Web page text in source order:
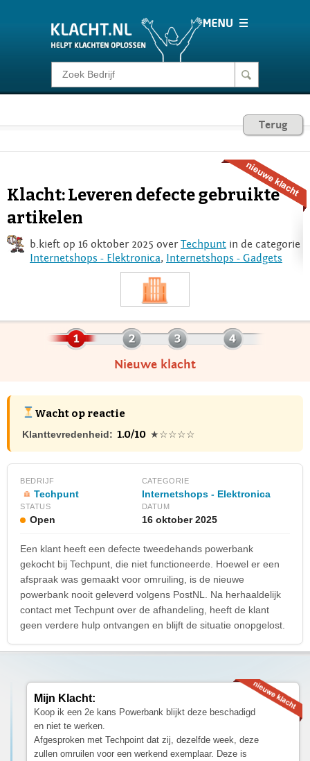
Klacht melden
Consumentenrecht
Voor Bedrijven
Login
Terug
Klacht: Leveren defecte gebruikte
artikelen
b.kieft op 16 oktober 2025 overTechpunt in de categorie
Internetshops - Elektronica, Internetshops - Gadgets
Nieuwe klacht
Wacht op reactie
Klanttevredenheid: 1.0/10 ★☆☆☆☆
BEDRIJF
Techpunt
CATEGORIE
Internetshops - Elektronica
STATUS
Open
DATUM
16 oktober 2025
Een klant heeft een defecte tweedehands powerbank
gekocht bij Techpunt, die niet functioneerde. Hoewel er een
afspraak was gemaakt voor omruiling, is de nieuwe
powerbank nooit geleverd volgens PostNL. Na herhaaldelijk
contact met Techpunt over de afhandeling, heeft de klant
geen verdere hulp ontvangen en blijft de situatie onopgelost.
Mijn Klacht:
Koop ik een 2e kans Powerbank blijkt deze beschadigd
en niet te werken.
Afgesproken met Techpoint dat zij, dezelfde week, deze
zullen omruilen voor een werkend exemplaar. Deze is